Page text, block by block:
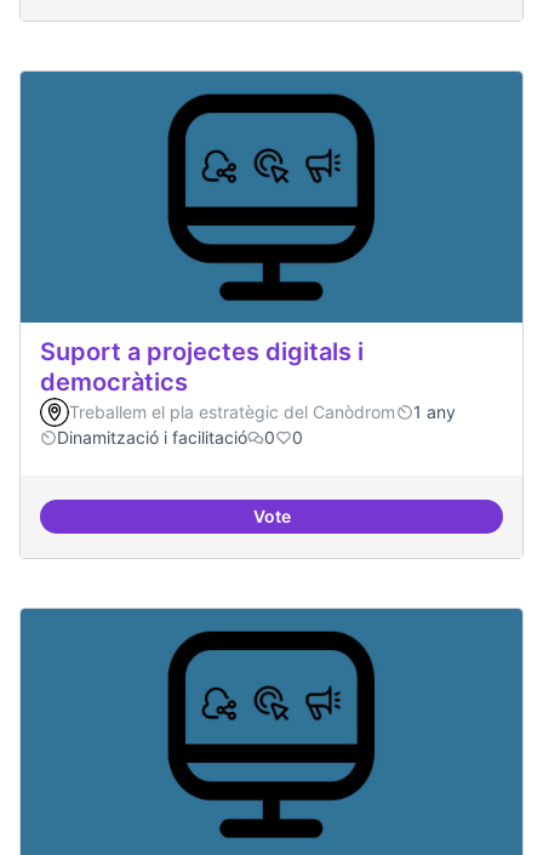
Suport a projectes digitals i
democràtics
Treballem el pla estratègic del Canòdrom
1 any
Dinamització i facilitació
0 0
VoteSuport a projectes digitals i